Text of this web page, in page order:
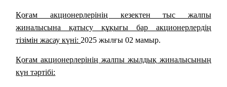
Қоғам акционерлерінің кезектен тыс жалпы
жиналысына қатысу құқығы бар акционерлердің
тізімін жасау күні: 2025 жылғы 02 мамыр.
Қоғам акционерлерінің жалпы жылдық жиналысының
күн тәртібі: